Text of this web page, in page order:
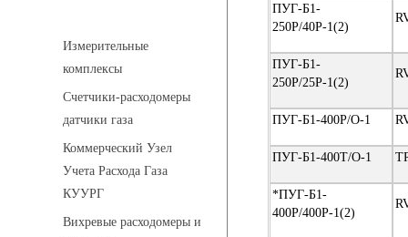
Измерительные
комплексы
Счетчики-расходомеры
датчики газа
Коммерческий Узел
Учета Расхода Газа
КУУРГ
Вихревые расходомеры и
ПУГ-Б1-
250Р/40Р-1(2)
ПУГ-Б1-
250Р/25Р-1(2)
ПУГ-Б1-400Р/О-1
ПУГ-Б1-400Т/О-1
*ПУГ-Б1-
400Р/400Р-1(2)